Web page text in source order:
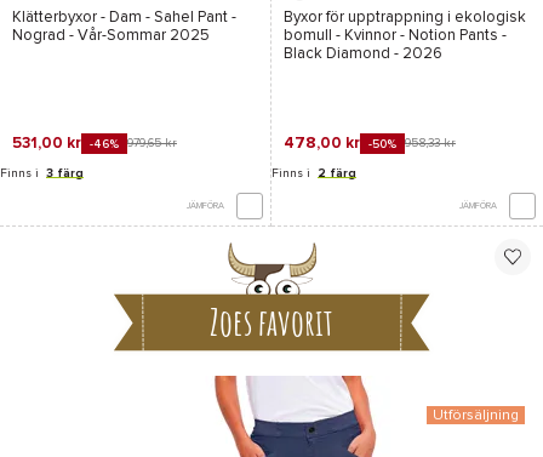
Klätterbyxor - Dam - Sahel Pant -
Nograd - Vår-Sommar 2025
531,00 kr -46% 979,65 kr
Finns i 3 färg
JÄMFÖRA
Byxor för upptrappning i ekologisk
bomull - Kvinnor - Notion Pants -
Black Diamond - 2026
478,00 kr -50% 958,33 kr
Finns i 2 färg
JÄMFÖRA
Zoes favorit
Utförsäljning